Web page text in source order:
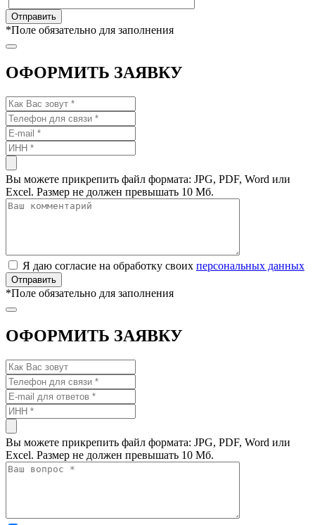
*Поле обязательно для заполнения
ОФОРМИТЬ ЗАЯВКУ
Вы можете прикрепить файл формата: JPG, PDF, Word или
Excel. Размер не должен превышать 10 Мб.
Я даю согласие на обработку своих персональных данных
*Поле обязательно для заполнения
ОФОРМИТЬ ЗАЯВКУ
Вы можете прикрепить файл формата: JPG, PDF, Word или
Excel. Размер не должен превышать 10 Мб.